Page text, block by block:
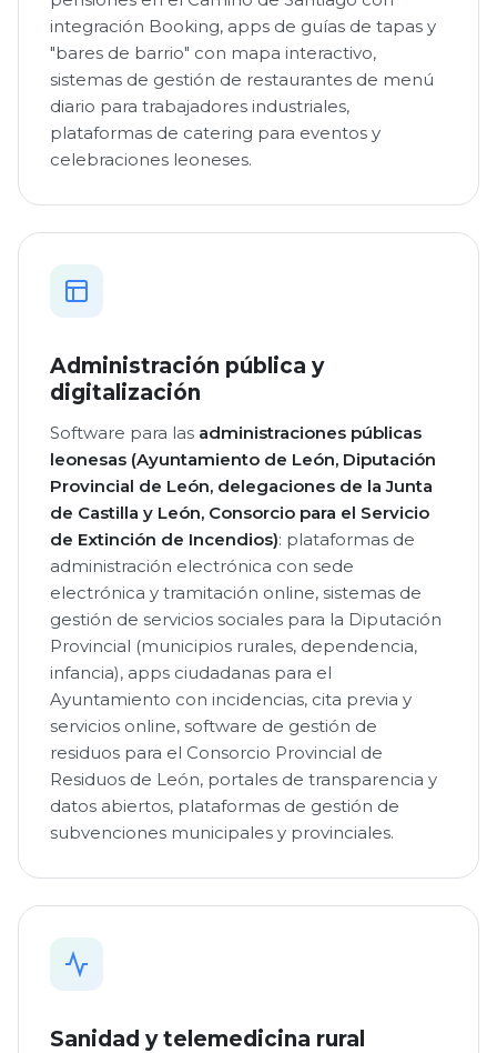
integración Booking, apps de guías de tapas y
"bares de barrio" con mapa interactivo,
sistemas de gestión de restaurantes de menú
diario para trabajadores industriales,
plataformas de catering para eventos y
celebraciones leoneses.
Administración pública y
digitalización
Software para las administraciones públicas
leonesas (Ayuntamiento de León, Diputación
Provincial de León, delegaciones de la Junta
de Castilla y León, Consorcio para el Servicio
de Extinción de Incendios): plataformas de
administración electrónica con sede
electrónica y tramitación online, sistemas de
gestión de servicios sociales para la Diputación
Provincial (municipios rurales, dependencia,
infancia), apps ciudadanas para el
Ayuntamiento con incidencias, cita previa y
servicios online, software de gestión de
residuos para el Consorcio Provincial de
Residuos de León, portales de transparencia y
datos abiertos, plataformas de gestión de
subvenciones municipales y provinciales.
Sanidad y telemedicina rural